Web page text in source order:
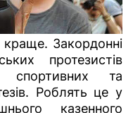
Закордонні
протезистів
спортивних та
Роблять це у
казенного